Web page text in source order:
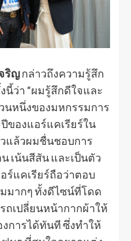
ริญกล่าวถึงความรู้สึก
ว่า “ผมรู้สึกดีใจและ
นหนึ่งของมหกรรมการ
ของแอร์แคเรียร์ใน
แล้วผมชื่นชอบการ
เน้นสีสัน และเป็นตัว
ร์แคเรียร์ถือว่าตอบ
มากๆ ทั้งดีไซน์ที่โดด
ถเปลี่ยนหน้ากากผ้าให้
การได้ทันที ซึ่งทำให้